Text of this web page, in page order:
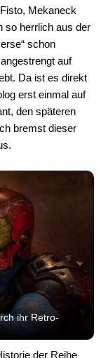
Mekaneck
so herrlich aus der
schon
auf
Da ist es direkt
erst einmal auf
den späteren
bremst dieser
ihr Retro-
der Reihe